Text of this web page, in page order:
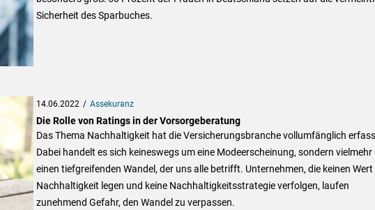
Sicherheit des Sparbuches.
14.06.2022 Assekuranz
Die Rolle von Ratings in der Vorsorgeberatung
Das Thema Nachhaltigkeit hat die Versicherungsbranche vollumfänglich
Dabei handelt es sich keineswegs um eine Modeerscheinung, sondern vielmehr
einen tiefgreifenden Wandel, der uns alle betrifft. Unternehmen, die keinen
Nachhaltigkeit legen und keine Nachhaltigkeitsstrategie verfolgen, laufen
zunehmend Gefahr, den Wandel zu verpassen.